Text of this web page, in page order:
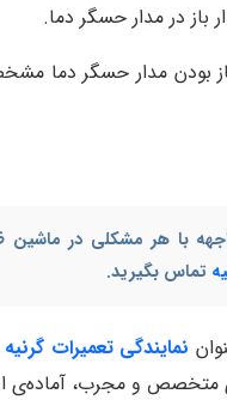
باز در مدار حسگر دما.
بودن مدار حسگر دما
با هر مشکلی در ماشین
تماس بگیرید.
نمایندگی تعمیرات گرنیه
متخصص و مجرب،